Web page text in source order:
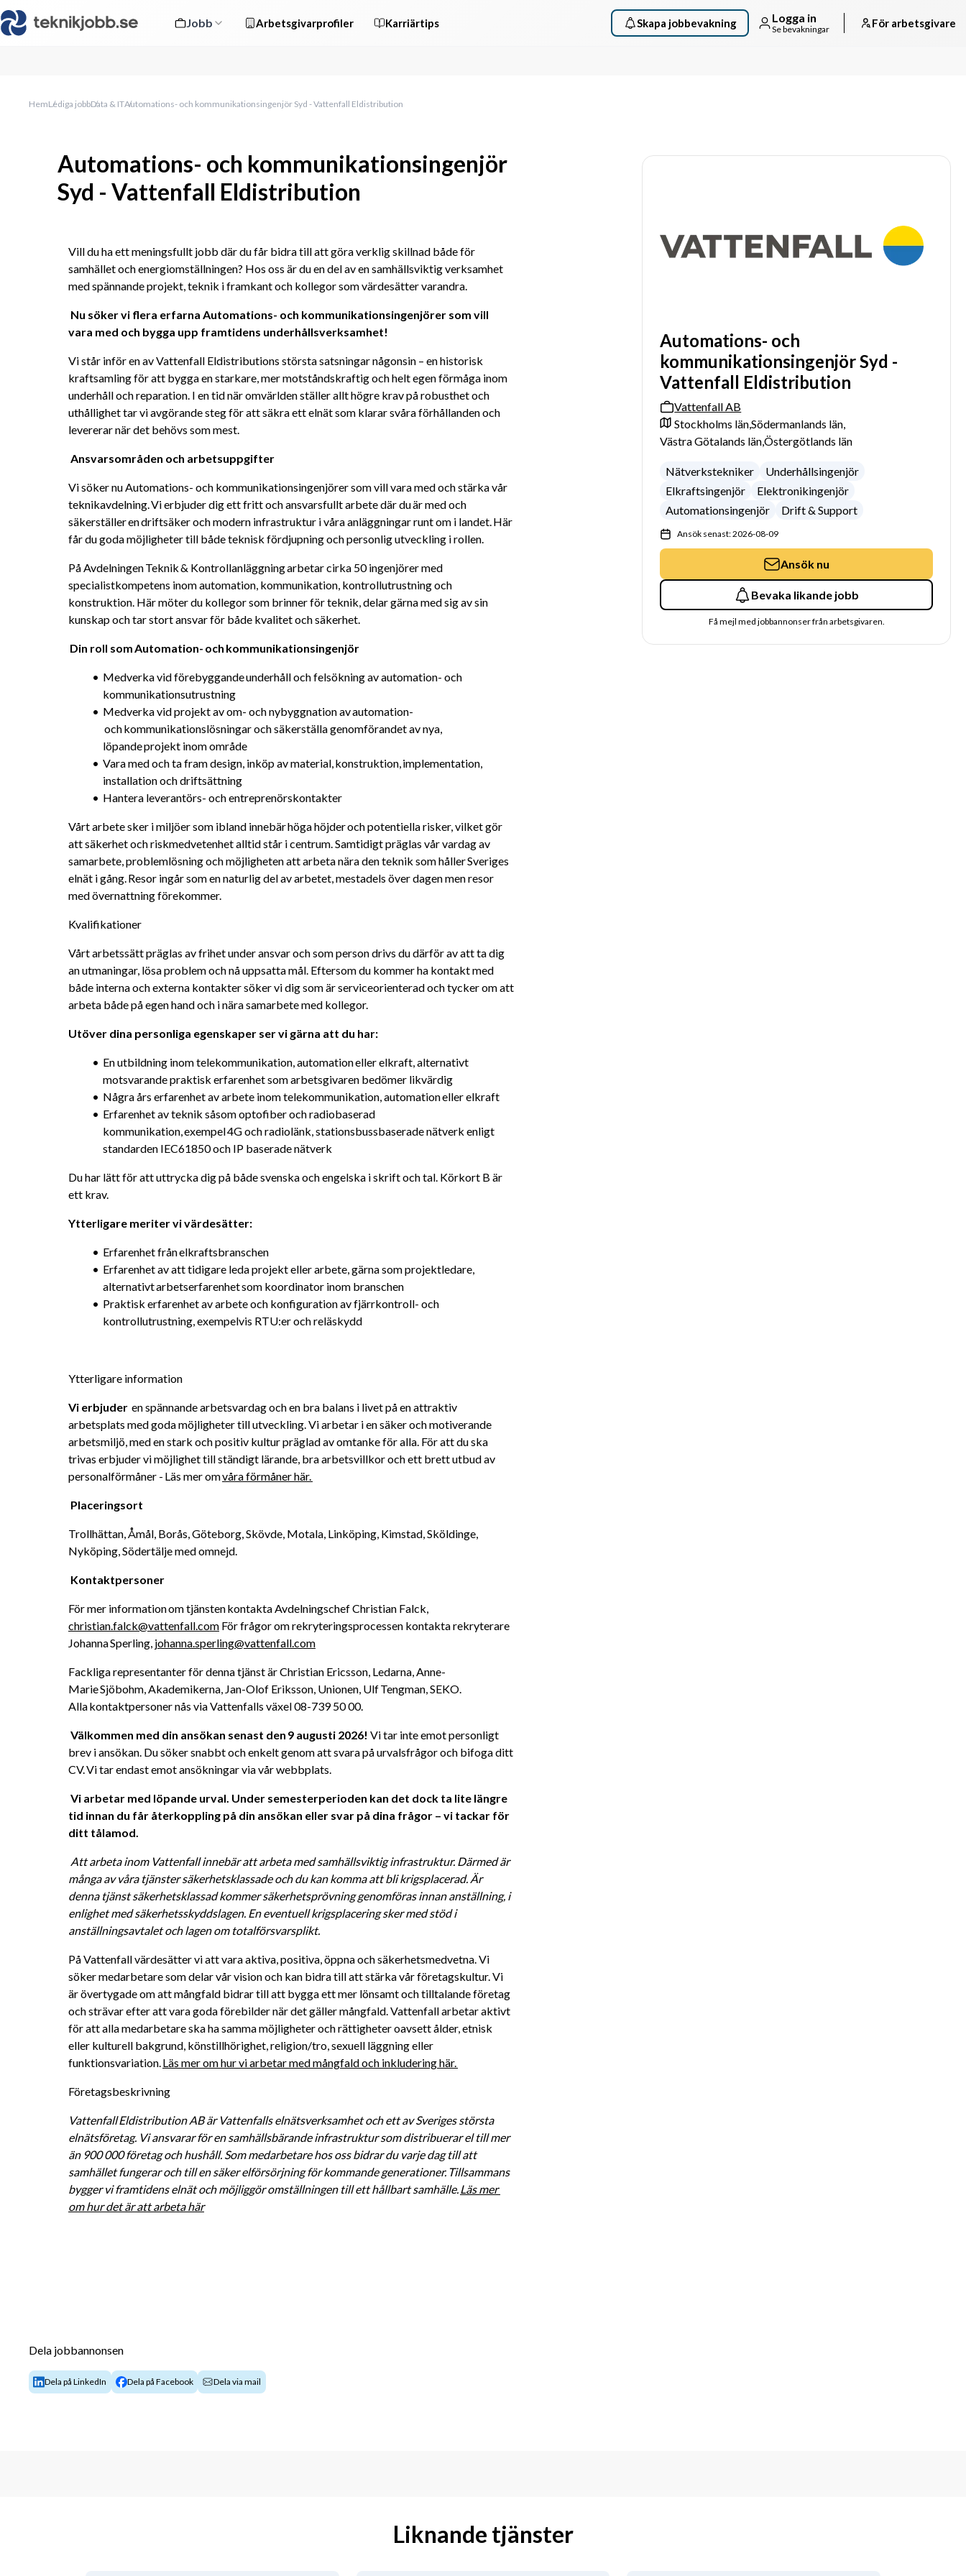
Jobb Arbetsgivarprofiler Karriärtips Skapa jobbevakning Logga in
Se bevakningar För arbetsgivare
HemLediga jobbData & ITAutomations- och kommunikationsingenjör Syd - Vattenfall Eldistribution
Automations- och kommunikationsingenjör
Syd - Vattenfall Eldistribution
Vill du ha ett meningsfullt jobb där du får bidra till att göra verklig skillnad både för
samhället och energiomställningen? Hos oss är du en del av en samhällsviktig verksamhet
med spännande projekt, teknik i framkant och kollegor som värdesätter varandra.
Nu söker vi flera erfarna Automations- och kommunikationsingenjörer som vill
vara med och bygga upp framtidens underhållsverksamhet!
Vi står inför en av Vattenfall Eldistributions största satsningar någonsin – en historisk
kraftsamling för att bygga en starkare, mer motståndskraftig och helt egen förmåga inom
underhåll och reparation. I en tid när omvärlden ställer allt högre krav på robusthet och
uthållighet tar vi avgörande steg för att säkra ett elnät som klarar svåra förhållanden och
levererar när det behövs som mest.
Ansvarsområden och arbetsuppgifter
Vi söker nu Automations- och kommunikationsingenjörer som vill vara med och stärka vår
teknikavdelning. Vi erbjuder dig ett fritt och ansvarsfullt arbete där du är med och
säkerställer en driftsäker och modern infrastruktur i våra anläggningar runt om i landet. Här
får du goda möjligheter till både teknisk fördjupning och personlig utveckling i rollen.
På Avdelningen Teknik & Kontrollanläggning arbetar cirka 50 ingenjörer med
specialistkompetens inom automation, kommunikation, kontrollutrustning och
konstruktion. Här möter du kollegor som brinner för teknik, delar gärna med sig av sin
kunskap och tar stort ansvar för både kvalitet och säkerhet.
Din roll som Automation- och kommunikationsingenjör
Medverka vid förebyggande underhåll och felsökning av automation- och
kommunikationsutrustning
Medverka vid projekt av om- och nybyggnation av automation-
och kommunikationslösningar och säkerställa genomförandet av nya,
löpande projekt inom område
Vara med och ta fram design, inköp av material, konstruktion, implementation,
installation och driftsättning
Hantera leverantörs- och entreprenörskontakter
Vårt arbete sker i miljöer som ibland innebär höga höjder och potentiella risker, vilket gör
att säkerhet och riskmedvetenhet alltid står i centrum. Samtidigt präglas vår vardag av
samarbete, problemlösning och möjligheten att arbeta nära den teknik som håller Sveriges
elnät i gång. Resor ingår som en naturlig del av arbetet, mestadels över dagen men resor
med övernattning förekommer.
Kvalifikationer
Vårt arbetssätt präglas av frihet under ansvar och som person drivs du därför av att ta dig
an utmaningar, lösa problem och nå uppsatta mål. Eftersom du kommer ha kontakt med
både interna och externa kontakter söker vi dig som är serviceorienterad och tycker om att
arbeta både på egen hand och i nära samarbete med kollegor.
Utöver dina personliga egenskaper ser vi gärna att du har:
En utbildning inom telekommunikation, automation eller elkraft, alternativt
motsvarande praktisk erfarenhet som arbetsgivaren bedömer likvärdig
Några års erfarenhet av arbete inom telekommunikation, automation eller elkraft
Erfarenhet av teknik såsom optofiber och radiobaserad
kommunikation, exempel 4G och radiolänk, stationsbussbaserade nätverk enligt
standarden IEC61850 och IP baserade nätverk
Du har lätt för att uttrycka dig på både svenska och engelska i skrift och tal. Körkort B är
ett krav.
Ytterligare meriter vi värdesätter:
Erfarenhet från elkraftsbranschen
Erfarenhet av att tidigare leda projekt eller arbete, gärna som projektledare,
alternativt arbetserfarenhet som koordinator inom branschen
Praktisk erfarenhet av arbete och konfiguration av fjärrkontroll- och
kontrollutrustning, exempelvis RTU:er och reläskydd
Ytterligare information
Vi erbjuder en spännande arbetsvardag och en bra balans i livet på en attraktiv
arbetsplats med goda möjligheter till utveckling. Vi arbetar i en säker och motiverande
arbetsmiljö, med en stark och positiv kultur präglad av omtanke för alla. För att du ska
trivas erbjuder vi möjlighet till ständigt lärande, bra arbetsvillkor och ett brett utbud av
personalförmåner - Läs mer om våra förmåner här.
Placeringsort
Trollhättan, Åmål, Borås, Göteborg, Skövde, Motala, Linköping, Kimstad, Sköldinge,
Nyköping, Södertälje med omnejd.
Kontaktpersoner
christian.falck@vattenfall.com För frågor om rekryteringsprocessen kontakta rekryterare
Johanna Sperling, johanna.sperling@vattenfall.com
Fackliga representanter för denna tjänst är Christian Ericsson, Ledarna, Anne-
Marie Sjöbohm, Akademikerna, Jan-Olof Eriksson, Unionen, Ulf Tengman, SEKO.
Alla kontaktpersoner nås via Vattenfalls växel 08-739 50 00.
Välkommen med din ansökan senast den 9 augusti 2026! Vi tar inte emot personligt
brev i ansökan. Du söker snabbt och enkelt genom att svara på urvalsfrågor och bifoga ditt
CV. Vi tar endast emot ansökningar via vår webbplats.
Vi arbetar med löpande urval. Under semesterperioden kan det dock ta lite längre
tid innan du får återkoppling på din ansökan eller svar på dina frågor – vi tackar för
ditt tålamod.
Att arbeta inom Vattenfall innebär att arbeta med samhällsviktig infrastruktur. Därmed är
många av våra tjänster säkerhetsklassade och du kan komma att bli krigsplacerad. Är
denna tjänst säkerhetsklassad kommer säkerhetsprövning genomföras innan anställning, i
enlighet med säkerhetsskyddslagen. En eventuell krigsplacering sker med stöd i
anställningsavtalet och lagen om totalförsvarsplikt.
På Vattenfall värdesätter vi att vara aktiva, positiva, öppna och säkerhetsmedvetna. Vi
söker medarbetare som delar vår vision och kan bidra till att stärka vår företagskultur. Vi
är övertygade om att mångfald bidrar till att bygga ett mer lönsamt och tilltalande företag
och strävar efter att vara goda förebilder när det gäller mångfald. Vattenfall arbetar aktivt
för att alla medarbetare ska ha samma möjligheter och rättigheter oavsett ålder, etnisk
eller kulturell bakgrund, könstillhörighet, religion/tro, sexuell läggning eller
funktionsvariation. Läs mer om hur vi arbetar med mångfald och inkludering här.
Företagsbeskrivning
Vattenfall Eldistribution AB är Vattenfalls elnätsverksamhet och ett av Sveriges största
elnätsföretag. Vi ansvarar för en samhällsbärande infrastruktur som distribuerar el till mer
än 900 000 företag och hushåll. Som medarbetare hos oss bidrar du varje dag till att
samhället fungerar och till en säker elförsörjning för kommande generationer. Tillsammans
bygger vi framtidens elnät och möjliggör omställningen till ett hållbart samhälle. Läs mer
om hur det är att arbeta här
Automations- och
kommunikationsingenjör Syd -
Vattenfall Eldistribution
Vattenfall AB
Stockholms län,Södermanlands län,
Västra Götalands län,Östergötlands län
Nätverkstekniker
Underhållsingenjör
Elkraftsingenjör
Elektronikingenjör
Automationsingenjör
Drift & Support
Ansök senast: 2026-08-09
Ansök nu
Bevaka likande jobb
Få mejl med jobbannonser från arbetsgivaren.
Dela jobbannonsen
Dela på LinkedIn Dela på Facebook Dela via mail
Liknande tjänster